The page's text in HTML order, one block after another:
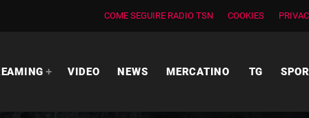
COME SEGUIRE RADIO TSN COOKIES
VIDEO NEWS MERCATINO TG